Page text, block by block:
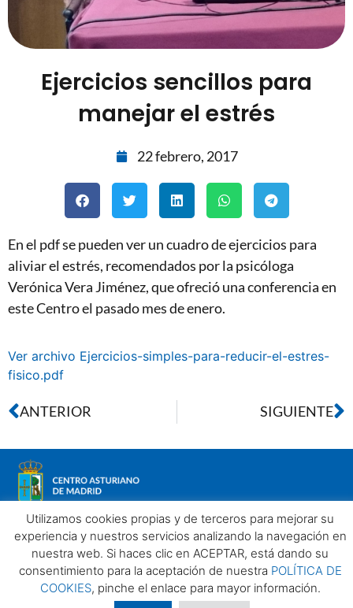
Ejercicios sencillos para
manejar el estrés
22 febrero, 2017
En el pdf se pueden ver un cuadro de ejercicios para
aliviar el estrés, recomendados por la psicóloga
Verónica Vera Jiménez, que ofreció una conferencia en
este Centro el pasado mes de enero.
Ver archivo Ejercicios-simples-para-reducir-el-estres-
fisico.pdf
ANTERIOR SIGUIENTE
Aviso legalPolítica de privacidadPolítica de Cookies
Centro Asturiano de Madrid. Todos los derechos reservados
2025©
Utilizamos cookies propias y de terceros para mejorar su
experiencia y nuestros servicios analizando la navegación en
nuestra web. Si haces clic en ACEPTAR, está dando su
consentimiento para la aceptación de nuestra POLÍTICA DE
COOKIES, pinche el enlace para mayor información.